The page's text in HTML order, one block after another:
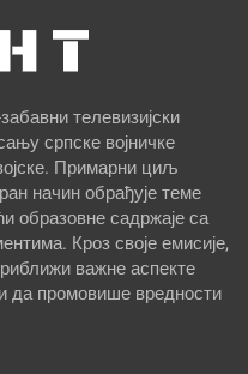
телевизијски
српске војничке
Примарни циљ
начин обрађује теме
образовне садржаје са
Кроз своје емисије,
важне аспекте
и да промовише вредности